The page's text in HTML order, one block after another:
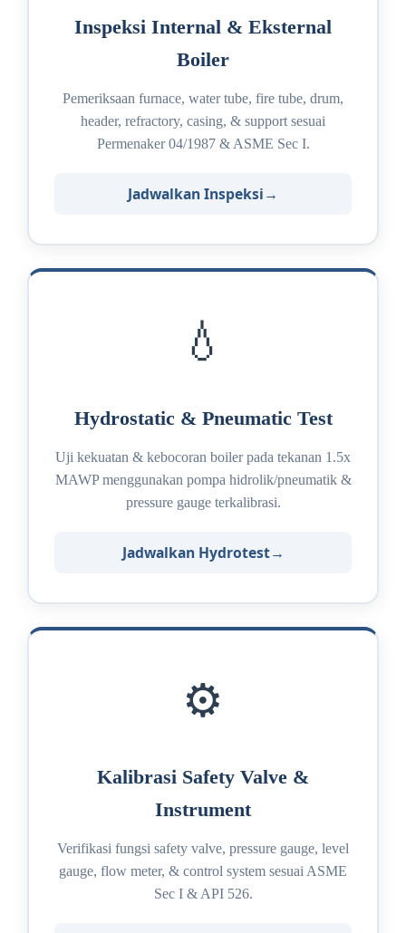
Inspeksi Internal & Eksternal
Boiler
Pemeriksaan furnace, water tube, fire tube, drum,
header, refractory, casing, & support sesuai
Permenaker 04/1987 & ASME Sec I.
Jadwalkan Inspeksi
💧
Hydrostatic & Pneumatic Test
Uji kekuatan & kebocoran boiler pada tekanan 1.5x
MAWP menggunakan pompa hidrolik/pneumatik &
pressure gauge terkalibrasi.
Jadwalkan Hydrotest
⚙️
Kalibrasi Safety Valve &
Instrument
Verifikasi fungsi safety valve, pressure gauge, level
gauge, flow meter, & control system sesuai ASME
Sec I & API 526.